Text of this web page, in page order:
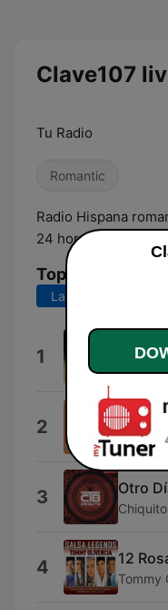
Clave107
Tu Radio
Romantic
Radio Hispana
24 horas de
Top Songs
Last 7 days
1 La
2 Si
Gilberto
3 Otro
4 12
Tommy